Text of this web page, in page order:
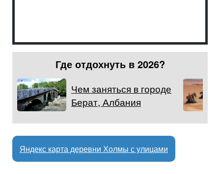
Где отдохнуть в 2026?
Чем заняться в городе
Берат, Албания
Яндекс карта деревни Холмы с улицами